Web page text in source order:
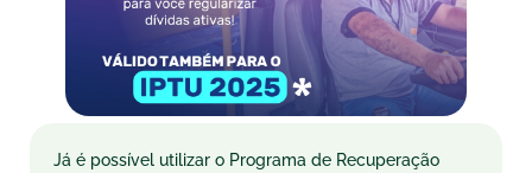
Já é possível utilizar o Programa de Recuperação